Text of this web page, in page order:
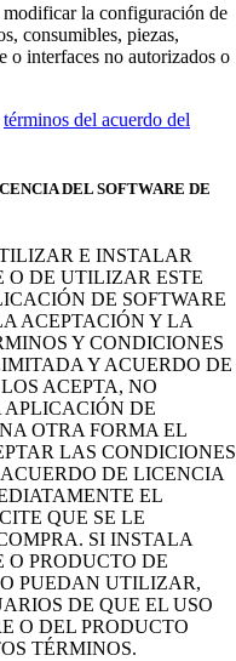
la configuración de
consumibles, piezas,
o interfaces no autorizados o
términos del acuerdo del
DEL SOFTWARE DE
E INSTALAR
O DE UTILIZAR ESTE
DE SOFTWARE
ACEPTACIÓN Y LA
Y CONDICIONES
Y ACUERDO DE
ACEPTA, NO
APLICACIÓN DE
OTRA FORMA EL
LAS CONDICIONES
DE LICENCIA
EL
QUE SE LE
SI INSTALA
O PRODUCTO DE
PUEDAN UTILIZAR,
DE QUE EL USO
O DEL PRODUCTO
TÉRMINOS.